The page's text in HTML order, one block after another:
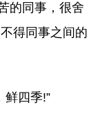
的同事，很舍
得同事之间的
鲜四季!”